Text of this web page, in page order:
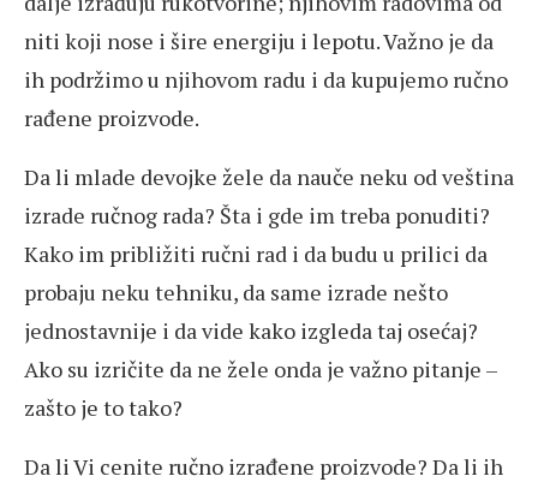
niti koji nose i šire energiju i lepotu. Važno je da
ih podržimo u njihovom radu i da kupujemo ručno
rađene proizvode.
Da li mlade devojke žele da nauče neku od veština
izrade ručnog rada? Šta i gde im treba ponuditi?
Kako im približiti ručni rad i da budu u prilici da
probaju neku tehniku, da same izrade nešto
jednostavnije i da vide kako izgleda taj osećaj?
Ako su izričite da ne žele onda je važno pitanje –
zašto je to tako?
Da li Vi cenite ručno izrađene proizvode? Da li ih